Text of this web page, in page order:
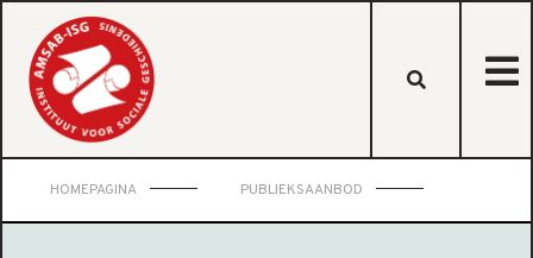
HOMEPAGINA PUBLIEKSAANBOD